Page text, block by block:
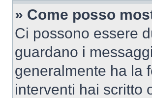
» Come posso
Ci possono essere
guardano i
generalmente ha la
interventi hai scritto